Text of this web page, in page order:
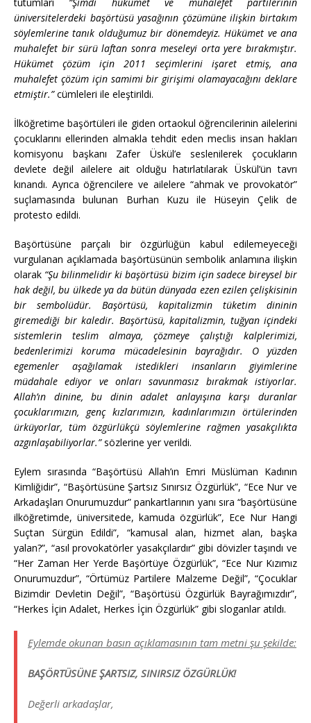
üniversitelerdeki başörtüsü yasağının çözümüne ilişkin birtakım
söylemlerine tanık olduğumuz bir dönemdeyiz. Hükümet ve ana
muhalefet bir sürü laftan sonra meseleyi orta yere bırakmıştır.
Hükümet çözüm için 2011 seçimlerini işaret etmiş, ana
muhalefet çözüm için samimi bir girişimi olamayacağını deklare
etmiştir.”cümleleri ile eleştirildi.
İlköğretime başörtüleri ile giden ortaokul öğrencilerinin ailelerini
çocuklarını ellerinden almakla tehdit eden meclis insan hakları
komisyonu başkanı Zafer Üskül’e seslenilerek çocukların
devlete değil ailelere ait olduğu hatırlatılarak Üskül’ün tavrı
kınandı. Ayrıca öğrencilere ve ailelere “ahmak ve provokatör”
suçlamasında bulunan Burhan Kuzu ile Hüseyin Çelik de
protesto edildi.
Başörtüsüne parçalı bir özgürlüğün kabul edilemeyeceği
vurgulanan açıklamada başörtüsünün sembolik anlamına ilişkin
olarak “Şu bilinmelidir ki başörtüsü bizim için sadece bireysel bir
hak değil, bu ülkede ya da bütün dünyada ezen ezilen çelişkisinin
bir sembolüdür. Başörtüsü, kapitalizmin tüketim dininin
giremediği bir kaledir. Başörtüsü, kapitalizmin, tuğyan içindeki
sistemlerin teslim almaya, çözmeye çalıştığı kalplerimizi,
bedenlerimizi koruma mücadelesinin bayrağıdır. O yüzden
egemenler aşağılamak istedikleri insanların giyimlerine
müdahale ediyor ve onları savunmasız bırakmak istiyorlar.
Allah’ın dinine, bu dinin adalet anlayışına karşı duranlar
çocuklarımızın, genç kızlarımızın, kadınlarımızın örtülerinden
ürküyorlar, tüm özgürlükçü söylemlerine rağmen yasakçılıkta
azgınlaşabiliyorlar.”sözlerine yer verildi.
Eylem sırasında “Başörtüsü Allah’ın Emri Müslüman Kadının
Kimliğidir”, “Başörtüsüne Şartsız Sınırsız Özgürlük”, “Ece Nur ve
Arkadaşları Onurumuzdur” pankartlarının yanı sıra “başörtüsüne
ilköğretimde, üniversitede, kamuda özgürlük”, Ece Nur Hangi
Suçtan Sürgün Edildi”, “kamusal alan, hizmet alan, başka
yalan?”, “asıl provokatörler yasakçılardır” gibi dövizler taşındı ve
“Her Zaman Her Yerde Başörtüye Özgürlük”, “Ece Nur Kızımız
Onurumuzdur”, “Örtümüz Partilere Malzeme Değil”, “Çocuklar
Bizimdir Devletin Değil”, “Başörtüsü Özgürlük Bayrağımızdır”,
“Herkes İçin Adalet, Herkes İçin Özgürlük” gibi sloganlar atıldı.
Eylemde okunan basın açıklamasının tam metni şu şekilde:
BAŞÖRTÜSÜNE ŞARTSIZ, SINIRSIZ ÖZGÜRLÜK!
Değerli arkadaşlar,